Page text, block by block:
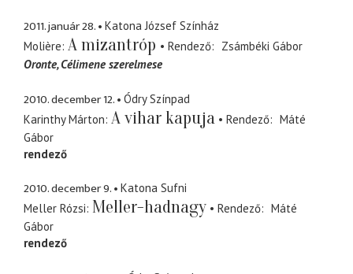
2011. január 28.
Katona József Színház
Molière A mizantróp Rendező
Zsámbéki Gábor
Oronte Célimene szerelmese
2010. december 12.
Ódry Színpad
Karinthy Márton A vihar kapuja Rendező
Máté
Gábor
rendező
2010. december 9.
Katona Sufni
Meller Rózsi Meller-hadnagy Rendező
Máté
Gábor
rendező